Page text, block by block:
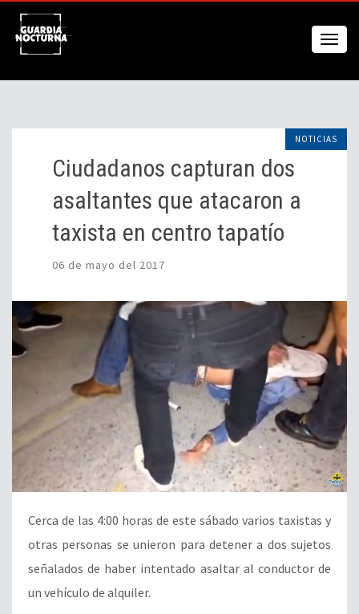
NOTICIAS
Ciudadanos capturan dos
asaltantes que atacaron a
taxista en centro tapatío
06 de mayo del 2017
Cerca de las 4:00 horas de este sábado varios taxistas y
otras personas se unieron para detener a dos sujetos
señalados de haber intentado asaltar al conductor de
un vehículo de alquiler.